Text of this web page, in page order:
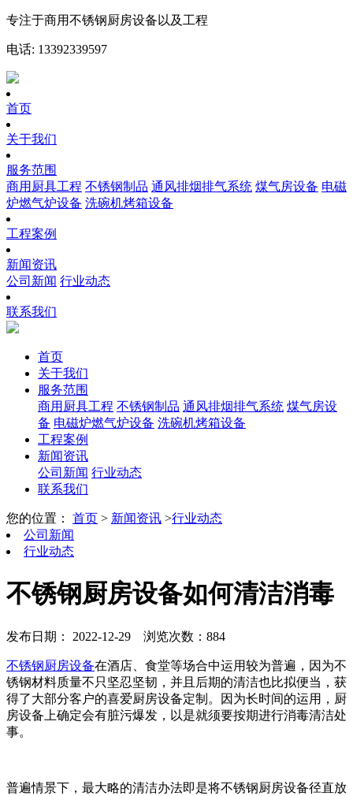
专注于商用不锈钢厨房设备以及工程
电话: 13392339597
首页
关于我们
服务范围
商用厨具工程 不锈钢制品 通风排烟排气系统 煤气房设备 电磁
炉燃气炉设备 洗碗机烤箱设备
工程案例
新闻资讯
公司新闻 行业动态
联系我们
首页
关于我们
服务范围
商用厨具工程 不锈钢制品 通风排烟排气系统 煤气房设
备 电磁炉燃气炉设备 洗碗机烤箱设备
工程案例
新闻资讯
公司新闻 行业动态
联系我们
您的位置： 首页 > 新闻资讯 >行业动态
公司新闻
行业动态
不锈钢厨房设备如何清洁消毒
发布日期： 2022-12-29 浏览次数：884
不锈钢厨房设备在酒店、食堂等场合中运用较为普遍，因为不
锈钢材料质量不只坚忍坚韧，并且后期的清洁也比拟便当，获
得了大部分客户的喜爱厨房设备定制。因为长时间的运用，厨
房设备上确定会有脏污爆发，以是就须要按期进行消毒清洁处
事。
普遍情景下，最大略的清洁办法即是将不锈钢厨房设备径直放